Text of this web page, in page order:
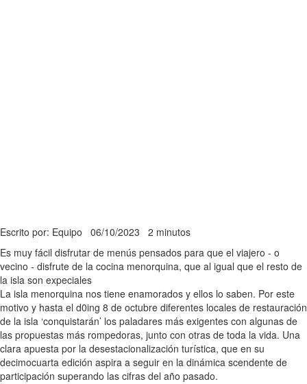
Escrito por: Equipo 06/10/2023 2 minutos
Es muy fácil disfrutar de menús pensados para que el viajero - o
vecino - disfrute de la cocina menorquina, que al igual que el resto de
la isla son expeciales
La isla menorquina nos tiene enamorados y ellos lo saben. Por este
motivo y hasta el d0ing 8 de octubre diferentes locales de restauración
de la isla ‘conquistarán’ los paladares más exigentes con algunas de
las propuestas más rompedoras, junto con otras de toda la vida. Una
clara apuesta por la desestacionalización turística, que en su
decimocuarta edición aspira a seguir en la dinámica scendente de
participación superando las cifras del año pasado.